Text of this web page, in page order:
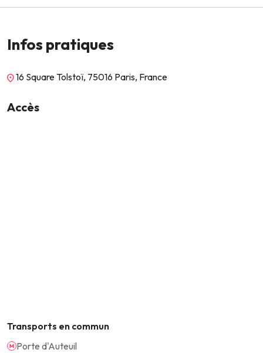
Infos pratiques
16 Square Tolstoï, 75016 Paris, France
Accès
Transports en commun
Porte d'Auteuil